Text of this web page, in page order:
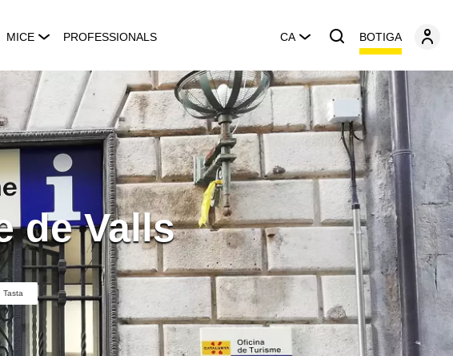
MICE PROFESSIONALS CA BOTIGA
de Valls
Tasta